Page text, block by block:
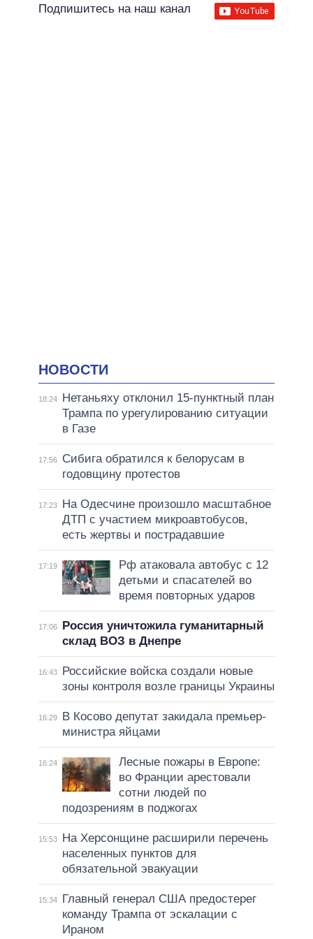
Подпишитесь на наш канал
НОВОСТИ
18:24
Нетаньяху отклонил 15-пунктный план
Трампа по урегулированию ситуации
в Газе
17:56
Сибига обратился к белорусам в
годовщину протестов
17:23
На Одесчине произошло масштабное
ДТП с участием микроавтобусов,
есть жертвы и пострадавшие
17:19
Рф атаковала автобус с 12
детьми и спасателей во
время повторных ударов
17:06
Россия уничтожила гуманитарный
склад ВОЗ в Днепре
16:43
Российские войска создали новые
зоны контроля возле границы Украины
16:29
В Косово депутат закидала премьер-
министра яйцами
16:24
Лесные пожары в Европе:
во Франции арестовали
сотни людей по
подозрениям в поджогах
15:53
На Херсонщине расширили перечень
населенных пунктов для
обязательной эвакуации
15:34
Главный генерал США предостерег
команду Трампа от эскалации с
Ираном